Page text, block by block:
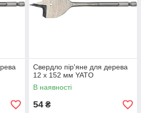
Свердло пір'яне для дерева
12 х 152 мм YATO
В наявності
54 ₴